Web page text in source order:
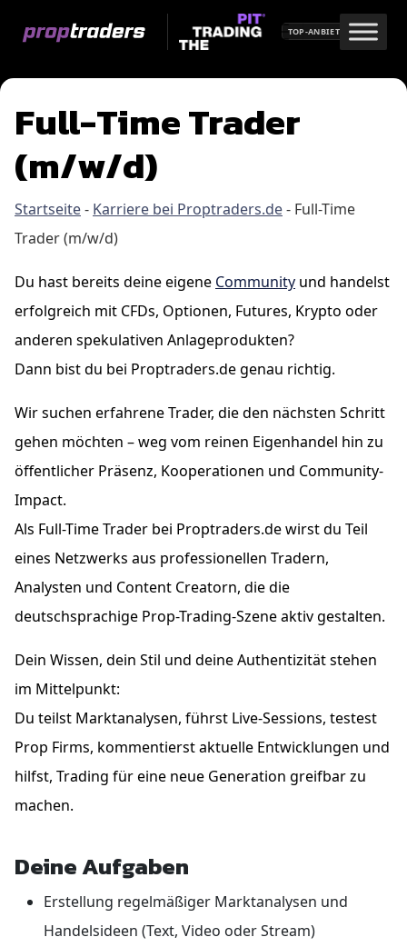
TOP-ANBIETER
Full-Time Trader
(m/w/d)
Startseite- Karriere bei Proptraders.de- Full-Time
Trader (m/w/d)
Du hast bereits deine eigene Community und handelst
erfolgreich mit CFDs, Optionen, Futures, Krypto oder
anderen spekulativen Anlageprodukten?
Dann bist du bei Proptraders.de genau richtig.
Wir suchen erfahrene Trader, die den nächsten Schritt
gehen möchten – weg vom reinen Eigenhandel hin zu
öffentlicher Präsenz, Kooperationen und Community-
Impact.
Als Full-Time Trader bei Proptraders.de wirst du Teil
eines Netzwerks aus professionellen Tradern,
Analysten und Content Creatorn, die die
deutschsprachige Prop-Trading-Szene aktiv gestalten.
Dein Wissen, dein Stil und deine Authentizität stehen
im Mittelpunkt:
Du teilst Marktanalysen, führst Live-Sessions, testest
Prop Firms, kommentierst aktuelle Entwicklungen und
hilfst, Trading für eine neue Generation greifbar zu
machen.
Deine Aufgaben
Erstellung regelmäßiger Marktanalysen und
Handelsideen (Text, Video oder Stream)